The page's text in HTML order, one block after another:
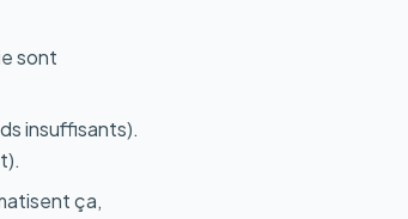
sont
insuffisants).
ça,